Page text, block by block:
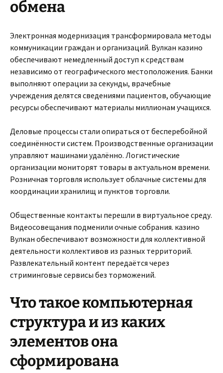
обмена
Электронная модернизация трансформировала методы
коммуникации граждан и организаций. Вулкан казино
обеспечивают немедленный доступ к средствам
независимо от географического местоположения. Банки
выполняют операции за секунды, врачебные
учреждения делятся сведениями пациентов, обучающие
ресурсы обеспечивают материалы миллионам учащихся.
Деловые процессы стали опираться от бесперебойной
соединённости систем. Производственные организации
управляют машинами удалённо. Логистические
организации мониторят товары в актуальном времени.
Розничная торговля использует облачные системы для
координации хранилищ и пунктов торговли.
Общественные контакты перешли в виртуальное среду.
Видеосовещания подменили очные собрания. казино
Вулкан обеспечивают возможности для коллективной
деятельности коллективов из разных территорий.
Развлекательный контент передаётся через
стриминговые сервисы без торможений.
Что такое компьютерная
структура и из каких
элементов она
сформирована